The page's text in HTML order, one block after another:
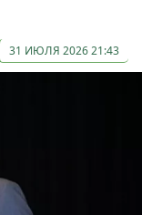
31 ИЮЛЯ 2026 21:43